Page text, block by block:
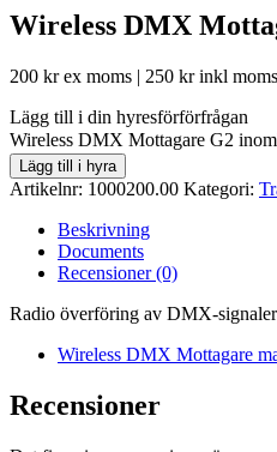
Wireless DMX
200 krex moms | 250 krinkl moms
Lägg till i din hyresförförfrågan
Wireless DMX Mottagare G2
Lägg till i hyra
Artikelnr: 1000200.00 Kategori:
Beskrivning
Documents
Recensioner (0)
Radio överföring av DMX-
Wireless DMX Mottagare
Recensioner